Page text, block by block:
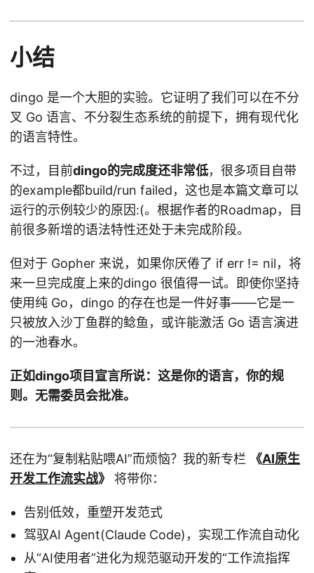
小结
dingo 是一个大胆的实验。它证明了我们可以在不分
叉 Go 语言、不分裂生态系统的前提下，拥有现代化
的语言特性。
不过，目前dingo的完成度还非常低，很多项目自带
的example都build/run failed，这也是本篇文章可以
运行的示例较少的原因:(。根据作者的Roadmap，目
前很多新增的语法特性还处于未完成阶段。
但对于 Gopher 来说，如果你厌倦了 if err != nil，将
来一旦完成度上来的dingo 很值得一试。即使你坚持
使用纯 Go，dingo 的存在也是一件好事——它是一
只被放入沙丁鱼群的鲶鱼，或许能激活 Go 语言演进
的一池春水。
正如dingo项目宣言所说：这是你的语言，你的规
则。无需委员会批准。
还在为“复制粘贴喂AI”而烦恼？我的新专栏 《AI原生
开发工作流实战》 将带你：
告别低效，重塑开发范式
驾驭AI Agent(Claude Code)，实现工作流自动化
从“AI使用者”进化为规范驱动开发的“工作流指挥